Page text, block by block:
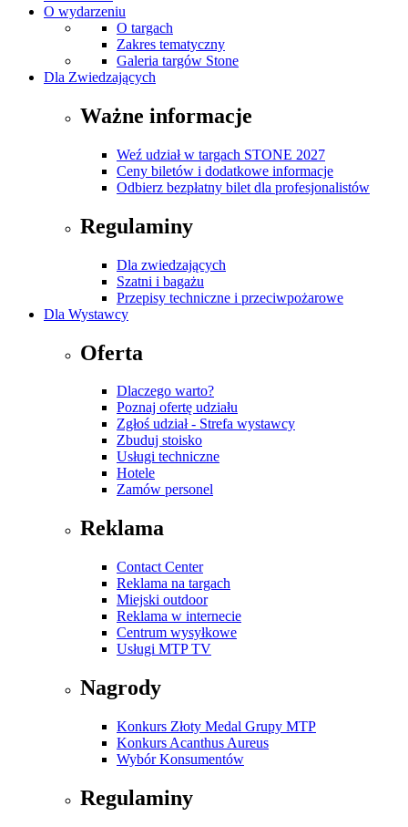
O wydarzeniu
O targach
Zakres tematyczny
Galeria targów Stone
Dla Zwiedzających
Ważne informacje
Weź udział w targach STONE 2027
Ceny biletów i dodatkowe informacje
Odbierz bezpłatny bilet dla profesjonalistów
Regulaminy
Dla zwiedzających
Szatni i bagażu
Przepisy techniczne i przeciwpożarowe
Dla Wystawcy
Oferta
Dlaczego warto?
Poznaj ofertę udziału
Zgłoś udział - Strefa wystawcy
Zbuduj stoisko
Usługi techniczne
Hotele
Zamów personel
Reklama
Contact Center
Reklama na targach
Miejski outdoor
Reklama w internecie
Centrum wysyłkowe
Usługi MTP TV
Nagrody
Konkurs Złoty Medal Grupy MTP
Konkurs Acanthus Aureus
Wybór Konsumentów
Regulaminy